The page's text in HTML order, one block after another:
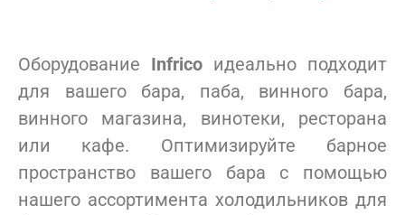
Оборудование Infrico идеально подходит
для вашего бара, паба, винного бара,
винного магазина, винотеки, ресторана
или кафе. Оптимизируйте барное
пространство вашего бара с помощью
нашего ассортимента холодильников для